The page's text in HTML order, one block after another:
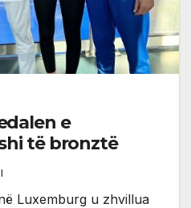
e
të bronztë
Luxemburg u zhvillua